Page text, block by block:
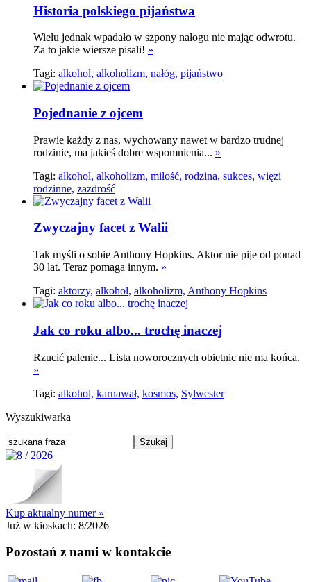
Historia polskiego pijaństwa
Wielu jednak wpadało w szpony nałogu nie mając odwrotu.
Za to jakie wiersze pisali! »
Tagi: alkohol, alkoholizm, nałóg, pijaństwo
Pojednanie z ojcem
Prawie każdy z nas, wychowany nawet w bardzo trudnej
rodzinie, ma jakieś dobre wspomnienia... »
Tagi: alkohol, alkoholizm, miłość, rodzina, sukces, więzi
rodzinne, zazdrość
Zwyczajny facet z Walii
Tak myśli o sobie Anthony Hopkins. Aktor nie pije od ponad
30 lat. Teraz pomaga innym. »
Tagi: aktorzy, alkohol, alkoholizm, Anthony Hopkins
Jak co roku albo... trochę inaczej
Rzucić palenie... Lista noworocznych obietnic nie ma końca.
»
Tagi: alkohol, karnawał, kosmos, Sylwester
Wyszukiwarka
Kup aktualny numer »
Już w kioskach: 8/2026
Pozostań z nami w kontakcie